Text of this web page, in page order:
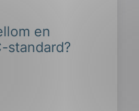
en
standard?